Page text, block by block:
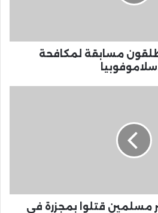
مسابقة لمكافحة
مسلمين قتلوا بمجزرة في